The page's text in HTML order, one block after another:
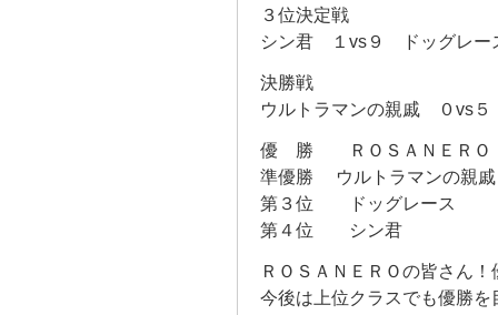
３位決定戦
シン君 １vs９ ドッグレー
決勝戦
ウルトラマンの親戚 ０vs
優 勝 ＲＯＳＡＮＥＲＯ
準優勝 ウルトラマンの親戚
第３位 ドッグレース
第４位 シン君
ＲＯＳＡＮＥＲＯの皆さん
今後は上位クラスでも優勝